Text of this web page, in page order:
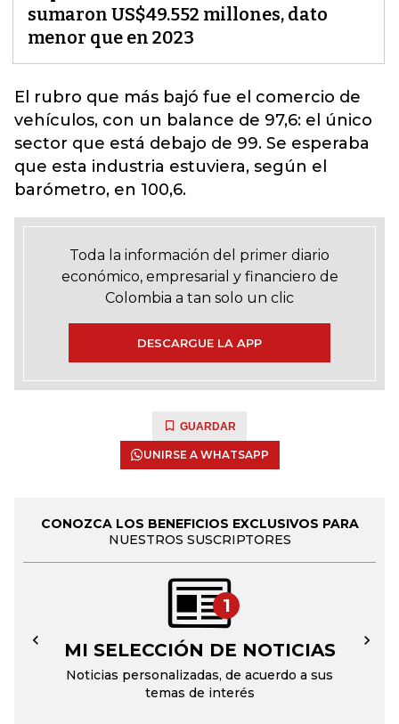
sumaron US$49.552 millones, dato
menor que en 2023
El rubro que más bajó fue el comercio de
vehículos, con un balance de 97,6: el único
sector que está debajo de 99. Se esperaba
que esta industria estuviera, según el
barómetro, en 100,6.
Toda la información del primer diario
económico, empresarial y financiero de
Colombia a tan solo un clic
DESCARGUE LA APP
GUARDAR
UNIRSE A WHATSAPP
CONOZCA LOS BENEFICIOS EXCLUSIVOS PARA
NUESTROS SUSCRIPTORES
1
MI SELECCIÓN DE NOTICIAS
Noticias personalizadas, de acuerdo a sus
temas de interés
← →